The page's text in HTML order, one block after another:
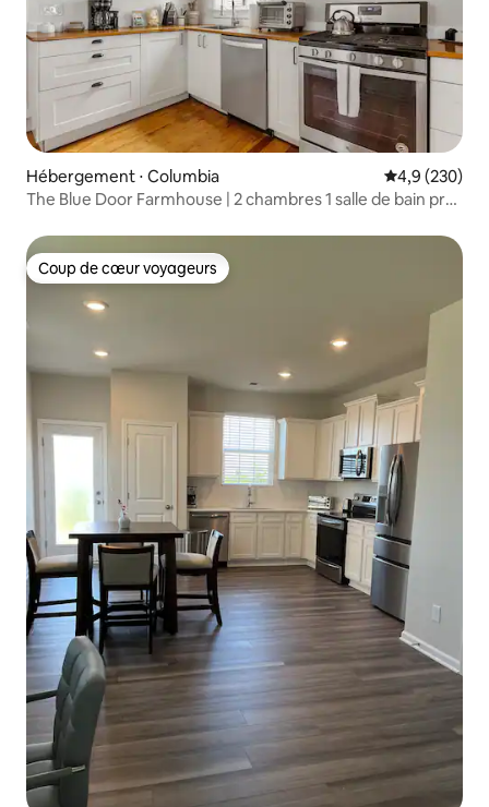
Hébergement ⋅ Columbia Évaluation
4,9 (230)
The Blue Door Farmhouse | 2 chambres 1 salle de bain près
Coup de cœur voyageurs
Coup de cœur voyageurs